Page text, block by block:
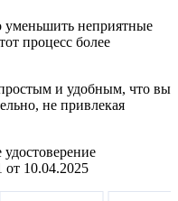
уменьшить неприятные
процесс более
и удобным, что вы
не привлекая
10.04.2025